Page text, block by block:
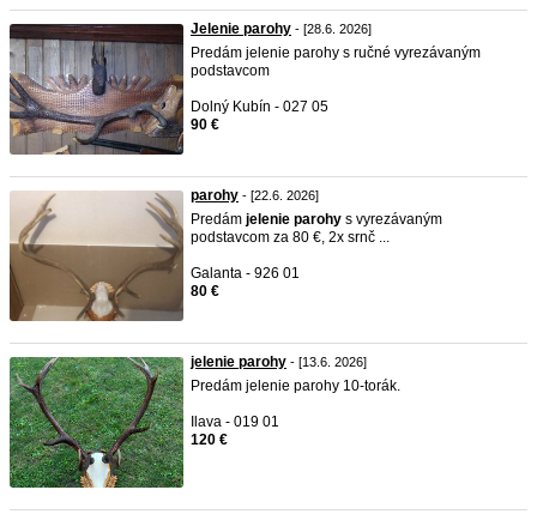
Jelenie parohy - [28.6. 2026]
Predám jelenie parohy s ručné vyrezávaným
podstavcom
Dolný Kubín - 027 05
90 €
parohy - [22.6. 2026]
Predám jelenie parohy s vyrezávaným
podstavcom za 80 €, 2x srnč ...
Galanta - 926 01
80 €
jelenie parohy - [13.6. 2026]
Predám jelenie parohy 10-torák.
Ilava - 019 01
120 €